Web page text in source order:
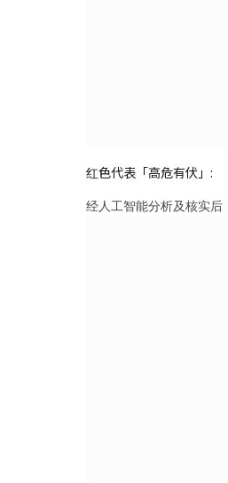
红色代表「高危有伏」:
经人工智能分析及核实